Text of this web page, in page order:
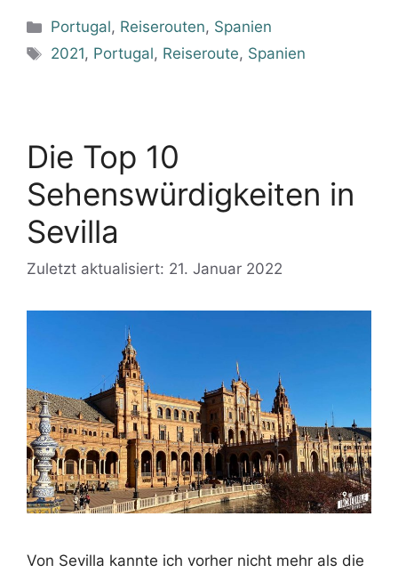
Kategorien
Portugal, Reiserouten, Spanien
Schlagwörter
2021, Portugal, Reiseroute, Spanien
Die Top 10
Sehenswürdigkeiten in
Sevilla
Zuletzt aktualisiert: 21. Januar 2022
Von Sevilla kannte ich vorher nicht mehr als die